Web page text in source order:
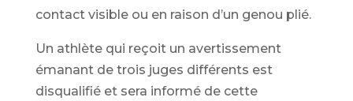
contact visible ou en raison d’un genou plié.
Un athlète qui reçoit un avertissement
émanant de trois juges différents est
disqualifié et sera informé de cette